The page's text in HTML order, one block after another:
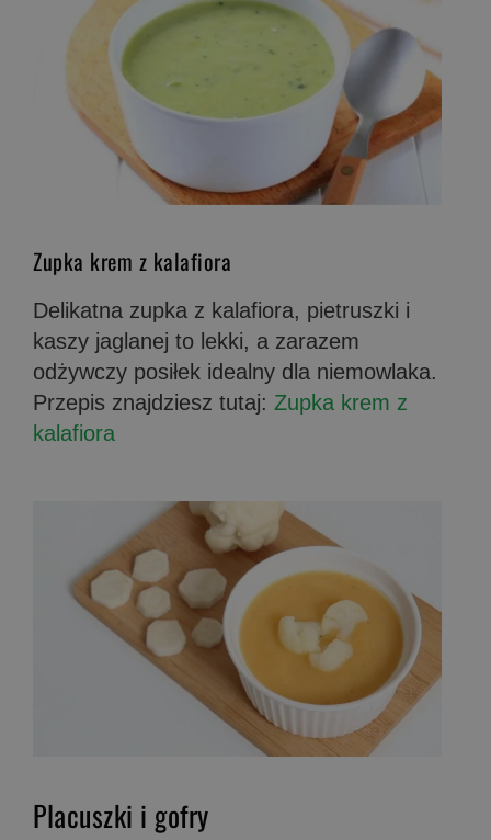
Zupka krem z kalafiora
Delikatna zupka z kalafiora, pietruszki i
kaszy jaglanej to lekki, a zarazem
odżywczy posiłek idealny dla niemowlaka.
Przepis znajdziesz tutaj: Zupka krem z
kalafiora
Placuszki i gofry